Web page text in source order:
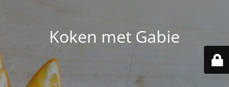
Koken met Gabie